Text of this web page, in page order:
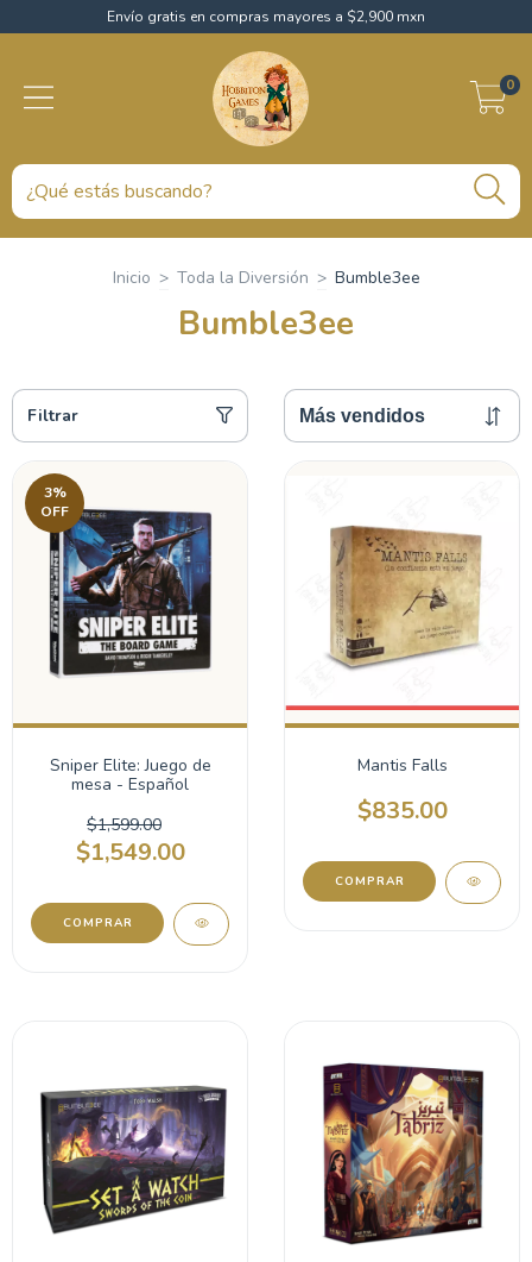
Envío gratis en compras mayores a $2,900 mxn
0
Inicio > Toda la Diversión > Bumble3ee
Bumble3ee
Filtrar
3%
OFF
Sniper Elite: Juego de
mesa - Español
$1,599.00
$1,549.00
Mantis Falls
$835.00